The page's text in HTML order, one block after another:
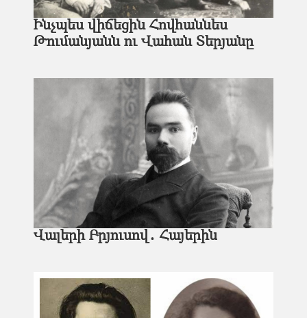
Ինչպես վիճեցին Հովհաննես
Թումանյանն ու Վահան Տերյանը
Վալերի Բրյուսով․ Հայերին